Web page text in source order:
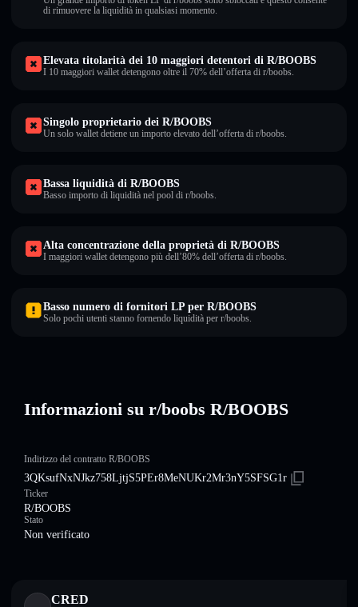
di rimuovere la liquidità in qualsiasi momento.
Elevata titolarità dei 10 maggiori detentori di R/BOOBS
I 10 maggiori wallet detengono oltre il 70% dell’offerta di r/boobs.
Singolo proprietario dei R/BOOBS
Un solo wallet detiene un importo elevato dell’offerta di r/boobs.
Bassa liquidità di R/BOOBS
Basso importo di liquidità nel pool di r/boobs.
Alta concentrazione della proprietà di R/BOOBS
I maggiori wallet detengono più dell’80% dell’offerta di r/boobs.
Basso numero di fornitori LP per R/BOOBS
Solo pochi utenti stanno fornendo liquidità per r/boobs.
Informazioni su r/boobs R/BOOBS
Indirizzo del contratto R/BOOBS
3QKsufNxNJkz758LjtjS5PEr8MeNUKr2Mr3nY5SFSG1r
Ticker
R/BOOBS
Stato
Non verificato
CRED